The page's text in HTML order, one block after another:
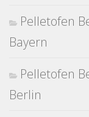
Pelletofen
Bayern
Pelletofen
Berlin